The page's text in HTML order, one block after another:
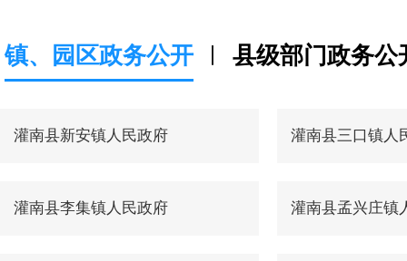
镇、园区政务公开 县级部门政务公
灌南县新安镇人民政府 灌南县三口镇人
灌南县李集镇人民政府 灌南县孟兴庄镇